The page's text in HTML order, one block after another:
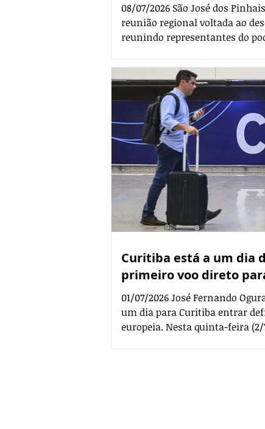
08/07/2026 São José dos
reunião regional voltada ao
reunindo representantes do
municípios, aprimoramento
ampliação das políticas
reforçou o papel do município
do turismo na Região
o apoio da
Curitiba está a um dia
primeiro voo direto
01/07/2026 José Fernando
um dia para Curitiba entrar
europeia. Nesta quinta-feira (2/
regular do Paraná com a